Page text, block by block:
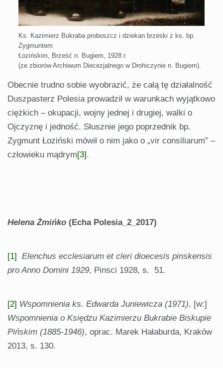
Ks. Kazimierz Bukraba proboszcz i dziekan brzeski z ks. bp.
Zygmuntem
Łozińskim, Brześć n. Bugiem, 1928 r.
(ze zbiorów Archiwum Diecezjalnego w Drohiczynie n. Bugiem).
Obecnie trudno sobie wyobrazić, że całą tę działalność
Duszpasterz Polesia prowadził w warunkach wyjątkowo
ciężkich – okupacji, wojny jednej i drugiej, walki o
Ojczyznę i jedność. Słusznie jego poprzednik bp.
Zygmunt Łoziński mówił o nim jako o „vir consiliarum” –
człowieku mądrym[3] .
Helena Żmińko (Echa Polesia_2_2017)
[1]
Elenchus ecclesiarum et cleri dioecesis pinskensis
pro Anno Domini 1929, Pinsci 1928, s. 51.
[2] Wspomnienia ks. Edwarda Juniewicza (1971), [w:]
Wspomnienia o Księdzu Kazimierzu Bukrabie Biskupie
Pińskim (1885-1946), oprac. Marek Hałaburda, Kraków
2013, s. 130.